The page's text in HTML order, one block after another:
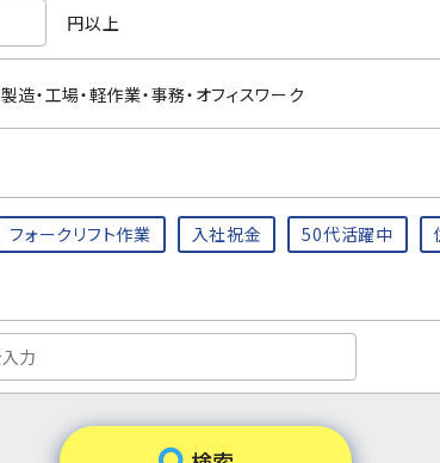
円以上
製造・工場・軽作業・事務・オフィスワーク
フォークリフト作業 入社祝金 50代活躍中